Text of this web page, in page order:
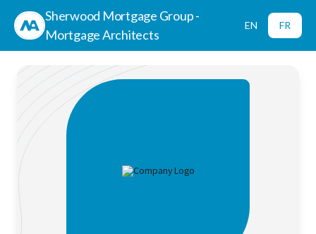
Sherwood Mortgage Group -
Mortgage Architects
EN FR